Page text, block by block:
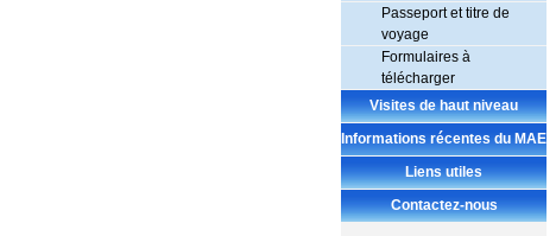
Passeport et titre de
voyage
Formulaires à
télécharger
Visites de haut niveau
Informations récentes du MAE
Liens utiles
Contactez-nous